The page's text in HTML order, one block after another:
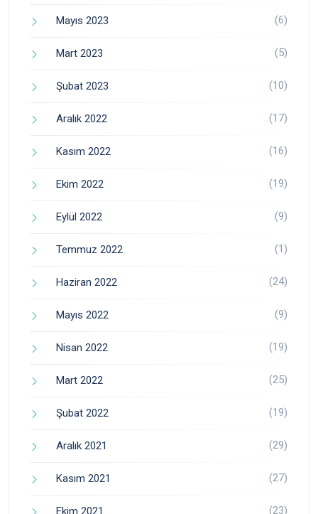
Mayıs 2023 (6)
Mart 2023 (5)
Şubat 2023 (10)
Aralık 2022 (17)
Kasım 2022 (16)
Ekim 2022 (19)
Eylül 2022 (9)
Temmuz 2022 (1)
Haziran 2022 (24)
Mayıs 2022 (9)
Nisan 2022 (19)
Mart 2022 (25)
Şubat 2022 (19)
Aralık 2021 (29)
Kasım 2021 (27)
(23)